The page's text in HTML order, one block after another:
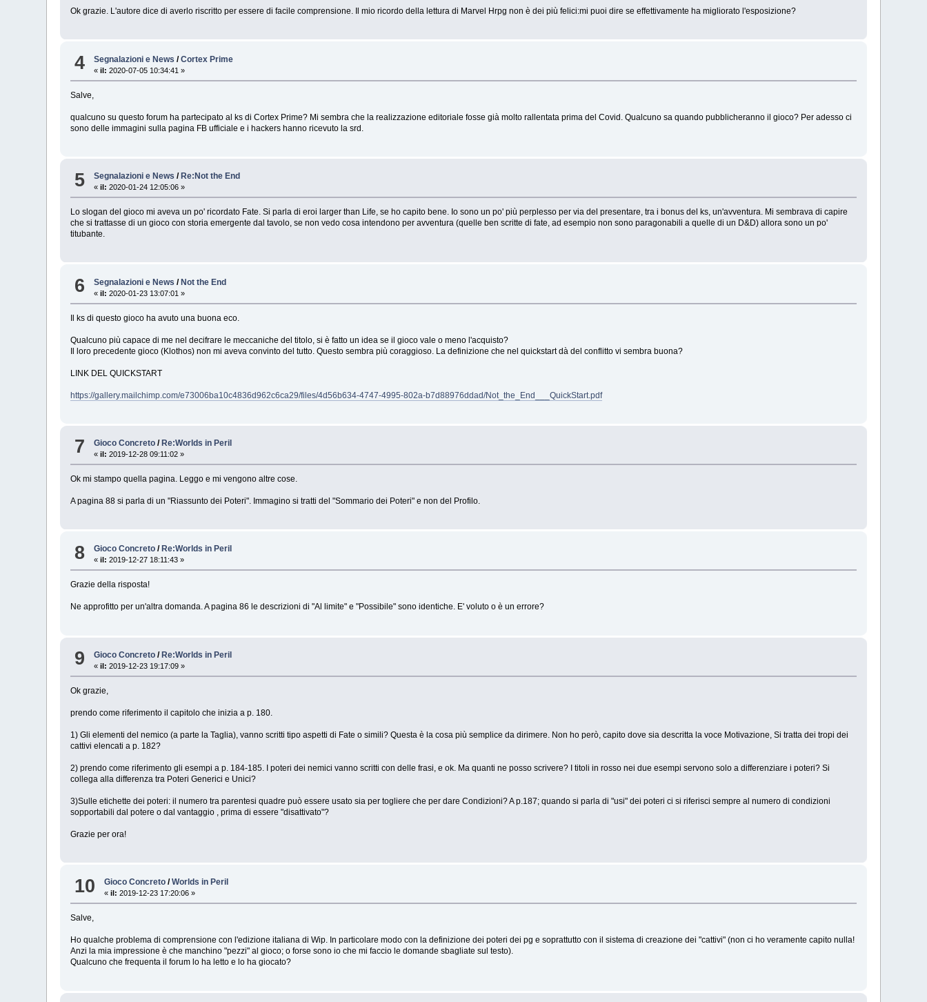
Ok grazie. L'autore dice di averlo riscritto per essere di facile comprensione. Il mio ricordo della lettura di Marvel Hrpg non è dei più felici:mi puoi dire se effettivamente ha migliorato l'esposizione?
4 Segnalazioni e News /Cortex Prime
«il: 2020-07-05 10:34:41 »
Salve,
qualcuno su questo forum ha partecipato al ks di Cortex Prime? Mi sembra che la realizzazione editoriale fosse già molto rallentata prima del Covid. Qualcuno sa quando pubblicheranno il gioco? Per adesso ci
sono delle immagini sulla pagina FB ufficiale e i hackers hanno ricevuto la srd.
5 Segnalazioni e News / Re:Not the End
«il: 2020-01-24 12:05:06 »
Lo slogan del gioco mi aveva un po' ricordato Fate. Si parla di eroi larger than Life, se ho capito bene. Io sono un po' più perplesso per via del presentare, tra i bonus del ks, un'avventura. Mi sembrava di capire
che si trattasse di un gioco con storia emergente dal tavolo, se non vedo cosa intendono per avventura (quelle ben scritte di fate, ad esempio non sono paragonabili a quelle di un D&D) allora sono un po'
titubante.
6 Segnalazioni e News /Not the End
«il: 2020-01-23 13:07:01 »
Il ks di questo gioco ha avuto una buona eco.
Qualcuno più capace di me nel decifrare le meccaniche del titolo, si è fatto un idea se il gioco vale o meno l'acquisto?
Il loro precedente gioco (Klothos) non mi aveva convinto del tutto. Questo sembra più coraggioso. La definizione che nel quickstart dà del conflitto vi sembra buona?
LINK DEL QUICKSTART
https://gallery.mailchimp.com/e73006ba10c4836d962c6ca29/files/4d56b634-4747-4995-802a-b7d88976ddad/Not_the_End___QuickStart.pdf
7 Gioco Concreto / Re:Worlds in Peril
«il: 2019-12-28 09:11:02 »
Ok mi stampo quella pagina. Leggo e mi vengono altre cose.
A pagina 88 si parla di un "Riassunto dei Poteri". Immagino si tratti del "Sommario dei Poteri" e non del Profilo.
8 Gioco Concreto / Re:Worlds in Peril
«il: 2019-12-27 18:11:43 »
Grazie della risposta!
Ne approfitto per un'altra domanda. A pagina 86 le descrizioni di "Al limite" e "Possibile" sono identiche. E' voluto o è un errore?
9 Gioco Concreto / Re:Worlds in Peril
«il: 2019-12-23 19:17:09 »
Ok grazie,
prendo come riferimento il capitolo che inizia a p. 180.
1) Gli elementi del nemico (a parte la Taglia), vanno scritti tipo aspetti di Fate o simili? Questa è la cosa più semplice da dirimere. Non ho però, capito dove sia descritta la voce Motivazione, Si tratta dei tropi dei
cattivi elencati a p. 182?
2) prendo come riferimento gli esempi a p. 184-185. I poteri dei nemici vanno scritti con delle frasi, e ok. Ma quanti ne posso scrivere? I titoli in rosso nei due esempi servono solo a differenziare i poteri? Si
collega alla differenza tra Poteri Generici e Unici?
3)Sulle etichette dei poteri: il numero tra parentesi quadre può essere usato sia per togliere che per dare Condizioni? A p.187; quando si parla di "usi" dei poteri ci si riferisci sempre al numero di condizioni
sopportabili dal potere o dal vantaggio , prima di essere "disattivato"?
Grazie per ora!
10 Gioco Concreto /Worlds in Peril
«il: 2019-12-23 17:20:06 »
Salve,
Ho qualche problema di comprensione con l'edizione italiana di Wip. In particolare modo con la definizione dei poteri dei pg e soprattutto con il sistema di creazione dei "cattivi" (non ci ho veramente capito nulla!
Anzi la mia impressione è che manchino "pezzi" al gioco; o forse sono io che mi faccio le domande sbagliate sul testo).
Qualcuno che frequenta il forum lo ha letto e lo ha giocato?